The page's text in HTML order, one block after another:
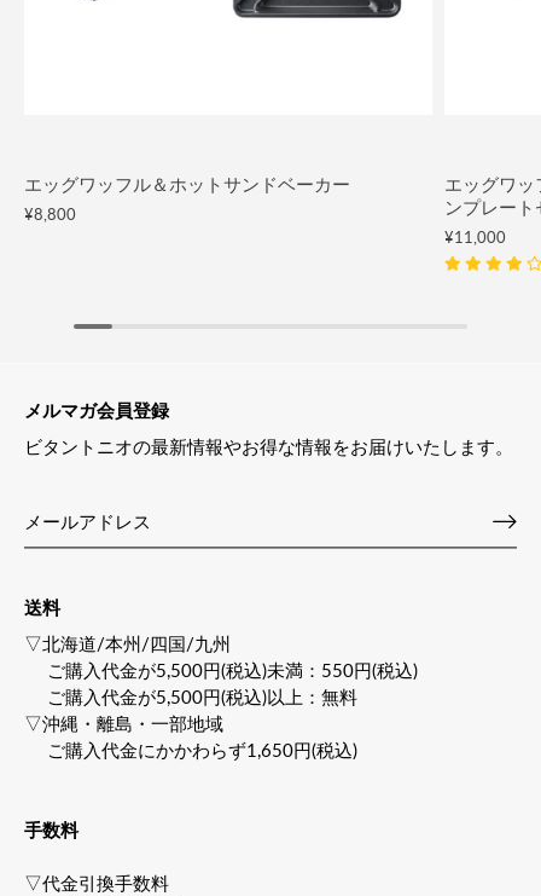
エッグワッフル＆ホットサンドベーカー
¥8,800
エッグワ
ンプレート
¥11,000
メルマガ会員登録
ビタントニオの最新情報やお得な情報をお届けいたします。
送料
▽北海道/本州/四国/九州
ご購入代金が5,500円(税込)未満：550円(税込)
ご購入代金が5,500円(税込)以上：無料
▽沖縄・離島・一部地域
ご購入代金にかかわらず1,650円(税込)
手数料
▽代金引換手数料